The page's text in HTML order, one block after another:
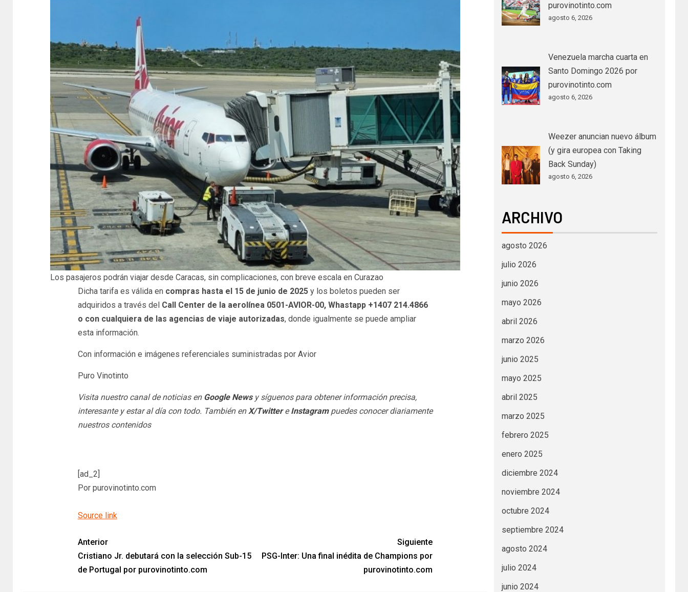
Los pasajeros podrán viajar desde Caracas, sin complicaciones, con breve escala en Curazao
Dicha tarifa es válida en compras hasta el 15 de junio de 2025y los boletos pueden ser
adquiridos a través del Call Center de la aerolínea 0501-AVIOR-00, Whastapp +1407 214.4866
o con cualquiera de las agencias de viaje autorizadas, donde igualmente se puede ampliar
esta información.
Con información e imágenes referenciales suministradas por Avior
Puro Vinotinto
Visita nuestro canal de noticias en Google Newsy síguenos para obtener información precisa,
interesante y estar al día con todo. También enX/TwittereInstagrampuedes conocer diariamente
nuestros contenidos
[ad_2]
Por purovinotinto.com
Source link
Anterior
Cristiano Jr. debutará con la selección Sub-15
de Portugal por purovinotinto.com
Siguiente
PSG-Inter: Una final inédita de Champions por
purovinotinto.com
purovinotinto.com
agosto 6, 2026
Venezuela marcha cuarta en
Santo Domingo 2026 por
purovinotinto.com
agosto 6, 2026
Weezer anuncian nuevo álbum
(y gira europea con Taking
Back Sunday)
agosto 6, 2026
ARCHIVO
agosto 2026
julio 2026
junio 2026
mayo 2026
abril 2026
marzo 2026
junio 2025
mayo 2025
abril 2025
marzo 2025
febrero 2025
enero 2025
diciembre 2024
noviembre 2024
octubre 2024
septiembre 2024
agosto 2024
julio 2024
junio 2024